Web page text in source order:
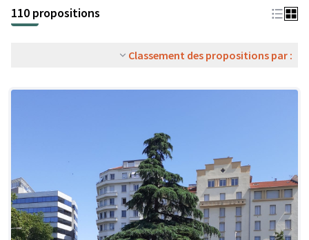
110 propositions
Classement des propositions par :